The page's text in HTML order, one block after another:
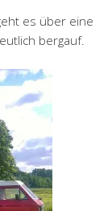
es über eine
bergauf.